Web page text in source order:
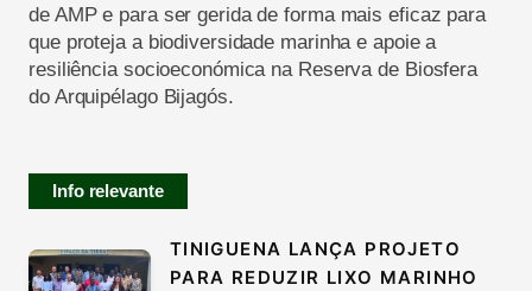
de AMP e para ser gerida de forma mais eficaz para
que proteja a biodiversidade marinha e apoie a
resiliência socioeconómica na Reserva de Biosfera
do Arquipélago Bijagós.
Info relevante
TINIGUENA LANÇA PROJETO
PARA REDUZIR LIXO MARINHO